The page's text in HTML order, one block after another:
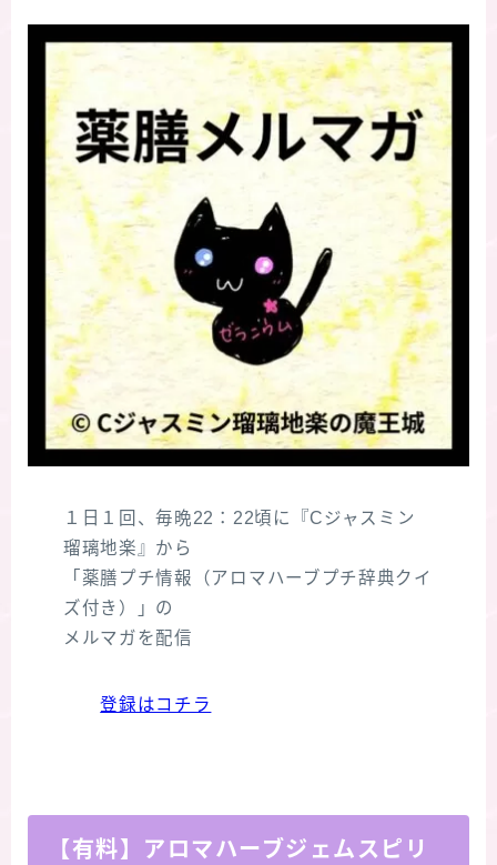
１日１回、毎晩22：22頃に『Cジャスミン
瑠璃地楽』から
「薬膳プチ情報（アロマハーブプチ辞典クイ
ズ付き）」の
メルマガを配信
登録はコチラ
【有料】アロマハーブジェムスピリ